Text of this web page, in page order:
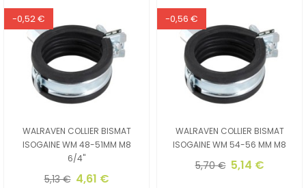
WALRAVEN COLLIER BISMAT
ISOGAINE WM 48-51MM M8
6/4"
5,13 € 4,61 €
-0,52 €
WALRAVEN COLLIER BISMAT
ISOGAINE WM 54-56 MM M8
5,70 € 5,14 €
-0,56 €